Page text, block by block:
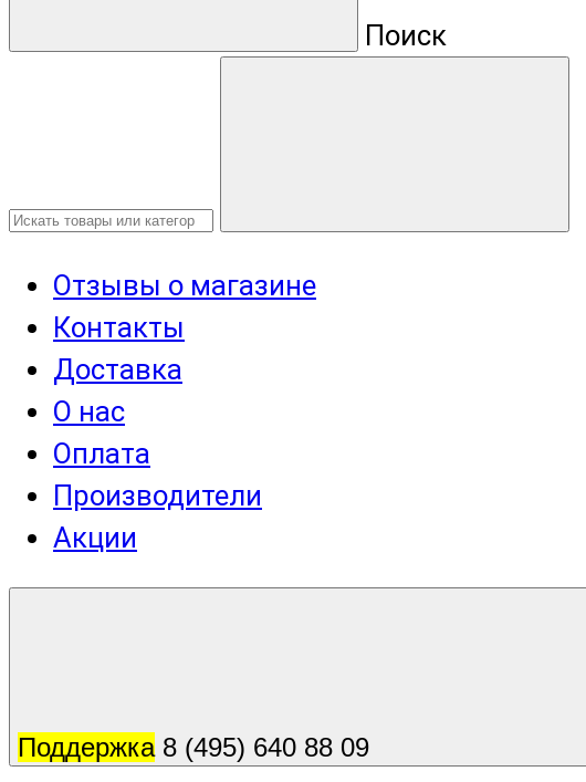
Поиск
Отзывы о магазине
Контакты
Доставка
О нас
Оплата
Производители
Акции
Поддержка8 (495) 640 88 09